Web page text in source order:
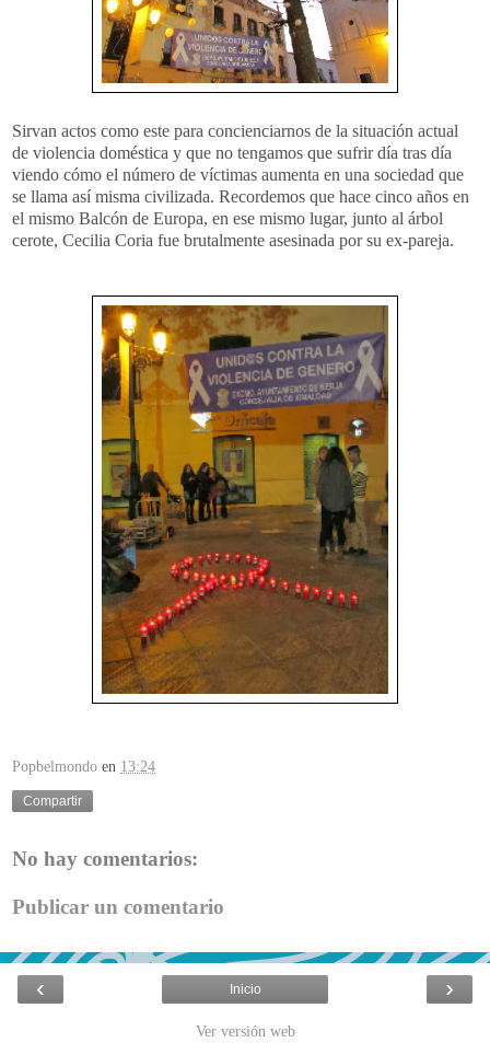
Sirvan actos como este para concienciarnos de la situación actual
de violencia doméstica y que no tengamos que sufrir día tras día
viendo cómo el número de víctimas aumenta en una sociedad que
se llama así misma civilizada. Recordemos que hace cinco años en
el mismo Balcón de Europa, en ese mismo lugar, junto al árbol
cerote, Cecilia Coria fue brutalmente asesinada por su ex-pareja.
Popbelmondo en 13:24
Compartir
No hay comentarios:
Publicar un comentario
‹ ›
Inicio
Ver versión web